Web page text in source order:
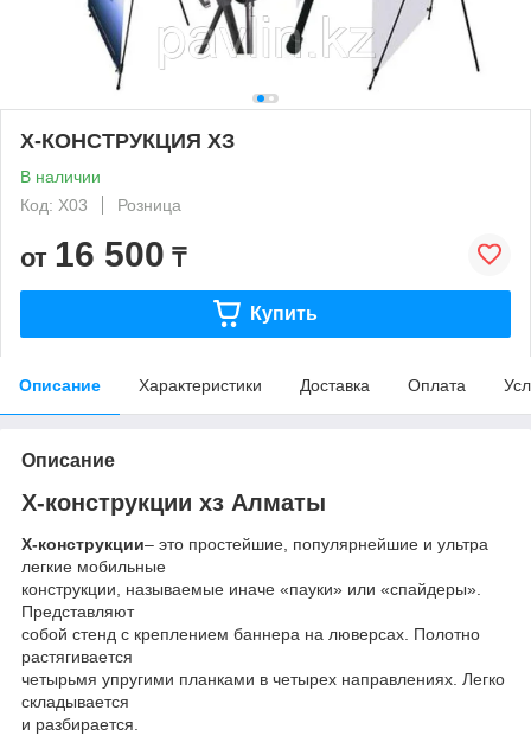
Х-КОНСТРУКЦИЯ ХЗ
В наличии
Код: X03
Розница
от 16 500 ₸
Купить
Описание Характеристики Доставка Оплата
Описание
Х-конструкции хз Алматы
Х-конструкции– это простейшие, популярнейшие и ультра
легкие мобильные
конструкции, называемые иначе «пауки» или «спайдеры».
Представляют
собой стенд с креплением баннера на люверсах. Полотно
растягивается
четырьмя упругими планками в четырех направлениях. Легко
складывается
и разбирается.